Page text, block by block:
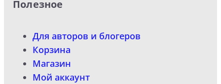
Полезное
Для авторов и блогеров
Корзина
Магазин
Мой аккаунт